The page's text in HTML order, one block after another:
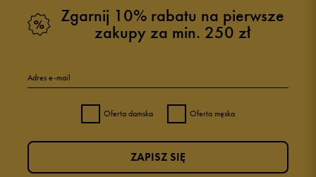
Zgarnij 10% rabatu na pierwsze
zakupy za min. 250 zł
Adres e-mail
Oferta damska Oferta męska
ZAPISZ SIĘ